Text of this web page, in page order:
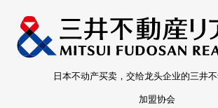
日本不动产买卖，交给龙头企业的三井
加盟协会